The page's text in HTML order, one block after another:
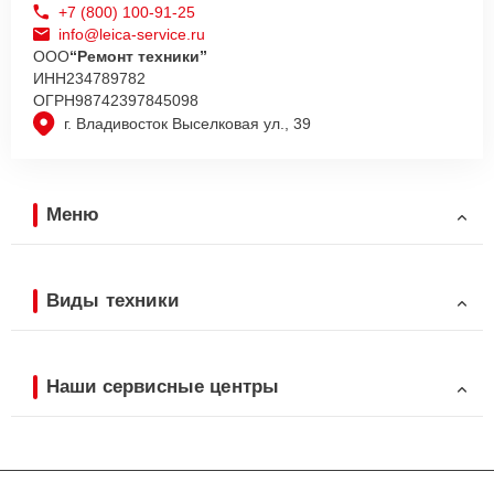
г. Владивосток Выселковая ул., 39
+7 (800) 100-91-25
info@leica-service.ru
ООО“Ремонт техники”
ИНН234789782
ОГРН98742397845098
Меню
Виды техники
Наши сервисные центры